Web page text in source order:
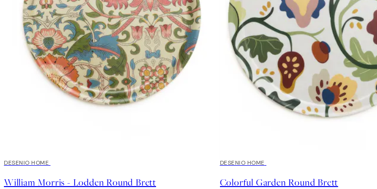
DESENIO HOME
William Morris - Lodden Round Brett
DESENIO HOME
Colorful Garden Round Brett